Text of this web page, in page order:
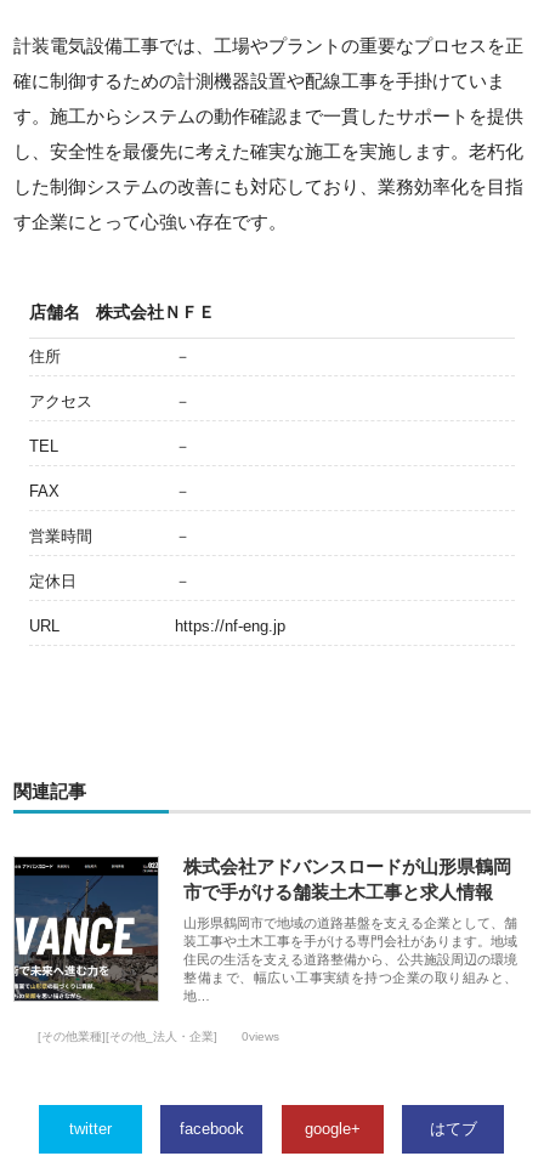
計装電気設備工事では、工場やプラントの重要なプロセスを正
確に制御するための計測機器設置や配線工事を手掛けていま
す。施工からシステムの動作確認まで一貫したサポートを提供
し、安全性を最優先に考えた確実な施工を実施します。老朽化
した制御システムの改善にも対応しており、業務効率化を目指
す企業にとって心強い存在です。
店舗名 株式会社ＮＦＥ
住所 －
アクセス －
TEL －
FAX －
営業時間 －
定休日 －
URL https://nf-eng.jp
関連記事
株式会社アドバンスロードが山形県鶴岡
市で手がける舗装土木工事と求人情報
山形県鶴岡市で地域の道路基盤を支える企業として、舗
装工事や土木工事を手がける専門会社があります。地域
住民の生活を支える道路整備から、公共施設周辺の環境
整備まで、幅広い工事実績を持つ企業の取り組みと、
地…
[その他業種][その他_法人・企業] 0views
twitter facebook google+ はてブ